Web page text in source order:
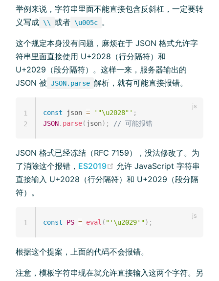
举例来说，字符串里面不能直接包含反斜杠，一定要转
义写成 \\ 或者 \u005c 。
这个规定本身没有问题，麻烦在于 JSON 格式允许字
符串里面直接使用 U+2028（行分隔符）和
U+2029（段分隔符）。这样一来，服务器输出的
JSON 被 JSON.parse 解析，就有可能直接报错。
const json = '"\u2028"' ;
JSON. parse( json) ; // 可能报错
1
2
JSON 格式已经冻结（RFC 7159），没法修改了。为
了消除这个报错， ES2019
允许 JavaScript 字符串
直接输入 U+2028（行分隔符）和 U+2029（段分隔
符）。
const PS = eval ( "'\u2029'") ;
1
根据这个提案，上面的代码不会报错。
注意，模板字符串现在就允许直接输入这两个字符。另